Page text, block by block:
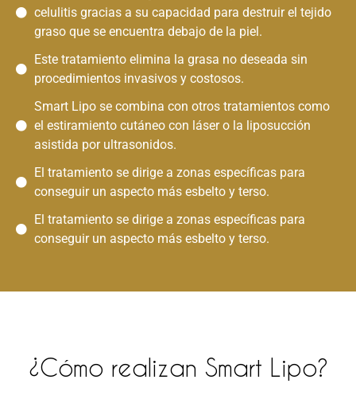
celulitis gracias a su capacidad para destruir el tejido
graso que se encuentra debajo de la piel.
Este tratamiento elimina la grasa no deseada sin
procedimientos invasivos y costosos.
Smart Lipo se combina con otros tratamientos como
el estiramiento cutáneo con láser o la liposucción
asistida por ultrasonidos.
El tratamiento se dirige a zonas específicas para
conseguir un aspecto más esbelto y terso.
El tratamiento se dirige a zonas específicas para
conseguir un aspecto más esbelto y terso.
¿Cómo realizan Smart Lipo?​